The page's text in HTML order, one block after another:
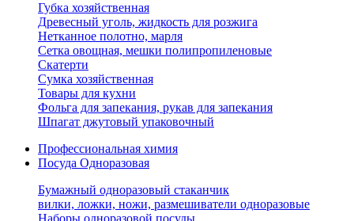
Губка хозяйственная
Древесный уголь, жидкость для розжига
Нетканное полотно, марля
Сетка овощная, мешки полипропиленовые
Скатерти
Сумка хозяйственная
Товары для кухни
Фольга для запекания, рукав для запекания
Шпагат джутовый упаковочный
Профессиональная химия
Посуда Одноразовая
Бумажный одноразовый стаканчик
вилки, ложки, ножи, размешиватели одноразовые
Наборы одноразовой посуды